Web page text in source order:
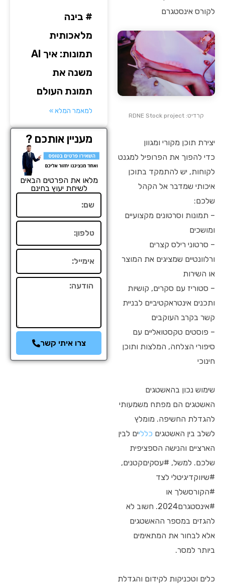
לקורס אינסטגרם
קרדיט: RDNE Stock project
יצירת תוכן מקורי ומגוון
כדי להפוך את הפרופיל למגנט
לקוחות, יש להתמקד בתוכן
איכותי שמדבר אל הקהל
שלכם:
– תמונות וסרטונים מקצועיים
ומושכים
– סרטוני רילס קצרים
ורלוונטיים שמציגים את המוצר
או השירות
– סטוריז עם סקרים, קושיות
ותכנים אינטראקטיביים לבניית
קשר בקרב העוקבים
– פוסטים טקסטואליים עם
סיפורי הצלחה, המלצות ותוכן
חינוכי
שימוש נכון בהאשטגים
האשטגים הם מפתח משמעותי
להגדלת החשיפה. מומלץ
לשלב בין האשטגים כלליים לבין
הארציים והנישה הספציפית
שלכם. למשל, #עסקיםקטנים,
#שיווקדיגיטלי לצד
#הקורסשלך או
#אינסטגרם2024. חשוב לא
להגזים במספר ההאשטגים
אלא לבחור את המתאימים
ביותר למסר.
כלים וטכניקות לקידום והגדלת
# בינה
מלאכותית
תמונות: איך AI
משנה את
תמונת העולם
למאמר המלא »
מעניין אותכם ?
מלאו את הפרטים הבאים
לשיחת יעוץ בחינם
הודעה
צרו איתי קשר